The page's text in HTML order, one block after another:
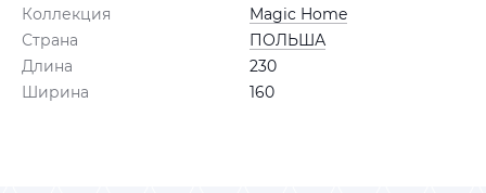
Коллекция
Magic Home
Страна
ПОЛЬША
Длина
230
Ширина
160